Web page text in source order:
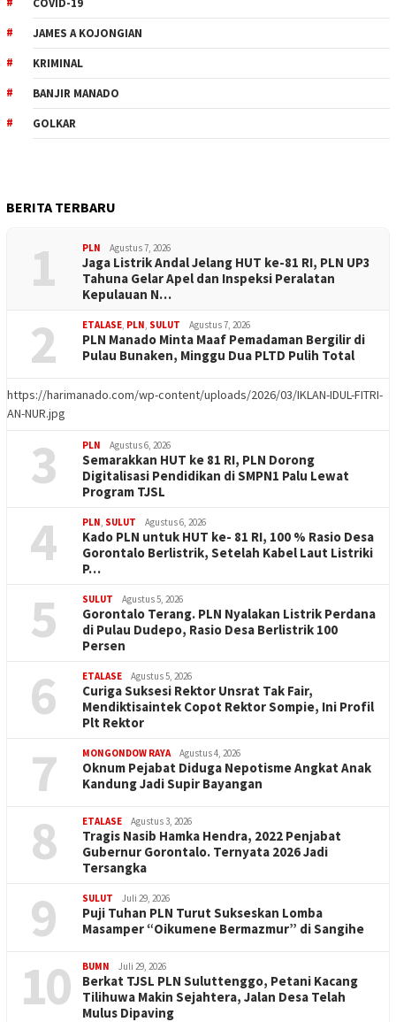
JAMES A KOJONGIAN
KRIMINAL
BANJIR MANADO
GOLKAR
BERITA TERBARU
1 PLN Agustus 7, 2026
Jaga Listrik Andal Jelang HUT ke-81 RI, PLN UP3
Tahuna Gelar Apel dan Inspeksi Peralatan
Kepulauan N…
2 ETALASE PLN SULUT Agustus 7, 2026
PLN Manado Minta Maaf Pemadaman Bergilir di
Pulau Bunaken, Minggu Dua PLTD Pulih Total
https://harimanado.com/wp-content/uploads/2026/03/IKLAN-IDUL-FITRI-
AN-NUR.jpg
3 PLN Agustus 6, 2026
Semarakkan HUT ke 81 RI, PLN Dorong
Digitalisasi Pendidikan di SMPN1 Palu Lewat
Program TJSL
4 PLN SULUT Agustus 6, 2026
Kado PLN untuk HUT ke- 81 RI, 100 % Rasio Desa
Gorontalo Berlistrik, Setelah Kabel Laut Listriki
P…
5 SULUT Agustus 5, 2026
Gorontalo Terang. PLN Nyalakan Listrik Perdana
di Pulau Dudepo, Rasio Desa Berlistrik 100
Persen
6 ETALASE Agustus 5, 2026
Curiga Suksesi Rektor Unsrat Tak Fair,
Mendiktisaintek Copot Rektor Sompie, Ini Profil
Plt Rektor
7 MONGONDOW RAYA Agustus 4, 2026
Oknum Pejabat Diduga Nepotisme Angkat Anak
Kandung Jadi Supir Bayangan
8 ETALASE Agustus 3, 2026
Tragis Nasib Hamka Hendra, 2022 Penjabat
Gubernur Gorontalo. Ternyata 2026 Jadi
Tersangka
9 SULUT Juli 29, 2026
Puji Tuhan PLN Turut Sukseskan Lomba
Masamper “Oikumene Bermazmur” di Sangihe
10 BUMN Juli 29, 2026
Berkat TJSL PLN Suluttenggo, Petani Kacang
Tilihuwa Makin Sejahtera, Jalan Desa Telah
Mulus Dipaving